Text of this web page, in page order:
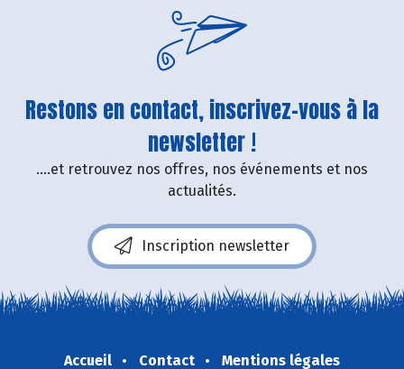
Restons en contact, inscrivez-vous à la
newsletter !
....et retrouvez nos offres, nos événements et nos
actualités.
Inscription newsletter
Accueil Contact
Mentions légales